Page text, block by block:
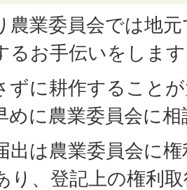
農業委員会では地
るお手伝いをしま
ずに耕作すること
めに農業委員会に
出は農業委員会に
り、登記上の権利